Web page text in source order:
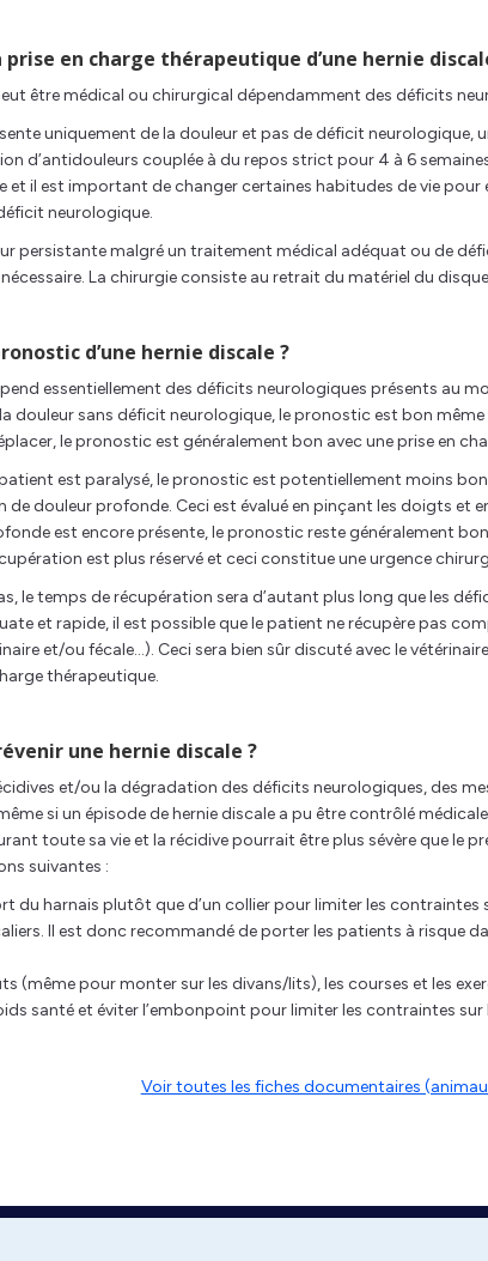
en charge thérapeutique d’une hernie
être médical ou chirurgical dépendamment des déficits
uniquement de la douleur et pas de déficit
d’antidouleurs couplée à du repos strict pour 4 à 6
et il est important de changer certaines habitudes de vie pour
neurologique.
persistante malgré un traitement médical adéquat ou de
La chirurgie consiste au retrait du matériel du
d’une hernie discale ?
essentiellement des déficits neurologiques présents au
douleur sans déficit neurologique, le pronostic est bon
le pronostic est généralement bon avec une prise en
est paralysé, le pronostic est potentiellement moins
de douleur profonde. Ceci est évalué en pinçant les doigts et
est encore présente, le pronostic reste généralement
est plus réservé et ceci constitue une urgence
le temps de récupération sera d’autant plus long que les
et rapide, il est possible que le patient ne récupère pas
et/ou fécale…). Ceci sera bien sûr discuté avec le
thérapeutique.
une hernie discale ?
et/ou la dégradation des déficits neurologiques, des
si un épisode de hernie discale a pu être contrôlé
toute sa vie et la récidive pourrait être plus sévère que le
suivantes :
du harnais plutôt que d’un collier pour limiter les contraintes
Il est donc recommandé de porter les patients à risque
(même pour monter sur les divans/lits), les courses et les
santé et éviter l’embonpoint pour limiter les contraintes sur
Voir toutes les fiches documentaires